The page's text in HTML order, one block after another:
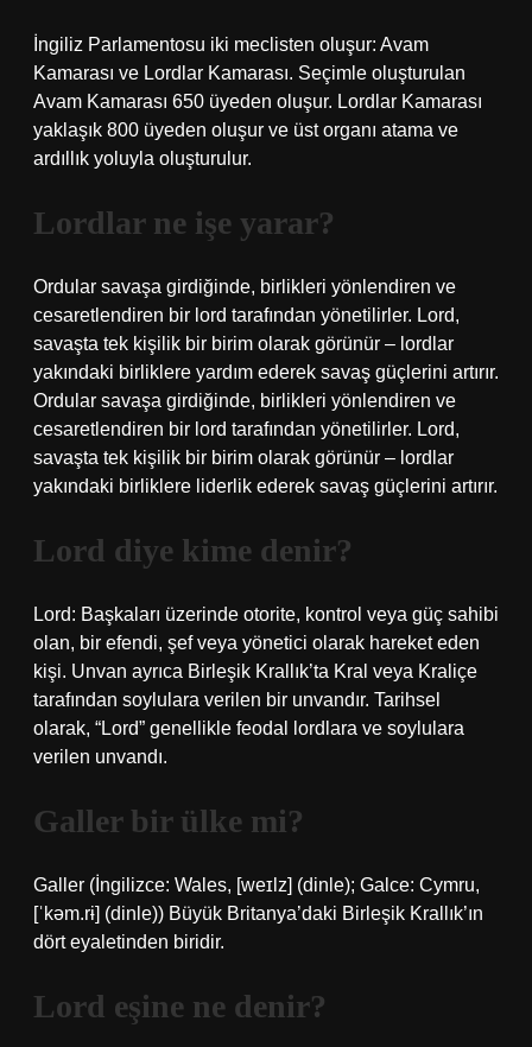
İngiliz Parlamentosu iki meclisten oluşur: Avam
Kamarası ve Lordlar Kamarası. Seçimle oluşturulan
Avam Kamarası 650 üyeden oluşur. Lordlar Kamarası
yaklaşık 800 üyeden oluşur ve üst organı atama ve
ardıllık yoluyla oluşturulur.
Lordlar ne işe yarar?
Ordular savaşa girdiğinde, birlikleri yönlendiren ve
cesaretlendiren bir lord tarafından yönetilirler. Lord,
savaşta tek kişilik bir birim olarak görünür – lordlar
yakındaki birliklere yardım ederek savaş güçlerini artırır.
Ordular savaşa girdiğinde, birlikleri yönlendiren ve
cesaretlendiren bir lord tarafından yönetilirler. Lord,
savaşta tek kişilik bir birim olarak görünür – lordlar
yakındaki birliklere liderlik ederek savaş güçlerini artırır.
Lord diye kime denir?
Lord: Başkaları üzerinde otorite, kontrol veya güç sahibi
olan, bir efendi, şef veya yönetici olarak hareket eden
kişi. Unvan ayrıca Birleşik Krallık’ta Kral veya Kraliçe
tarafından soylulara verilen bir unvandır. Tarihsel
olarak, “Lord” genellikle feodal lordlara ve soylulara
verilen unvandı.
Galler bir ülke mi?
Galler (İngilizce: Wales, [weɪlz] (dinle); Galce: Cymru,
[ˈkəm.rɨ] (dinle)) Büyük Britanya’daki Birleşik Krallık’ın
dört eyaletinden biridir.
Lord eşine ne denir?